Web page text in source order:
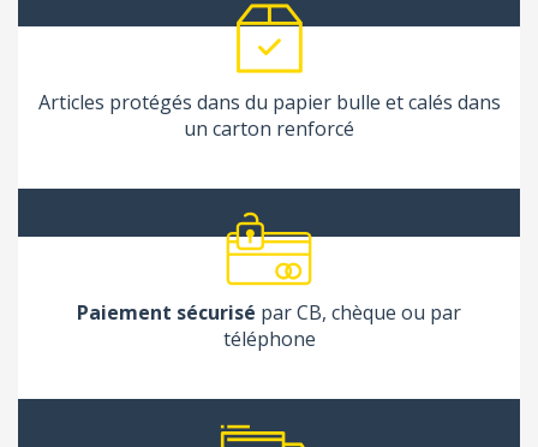
Articles protégés dans du papier bulle et calés dans
un carton renforcé
Paiement sécurisé par CB, chèque ou par
téléphone